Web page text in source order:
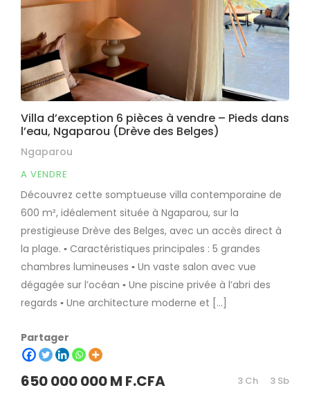
Villa d’exception 6 pièces à vendre – Pieds dans
l’eau, Ngaparou (Drève des Belges)
Ngaparou
A VENDRE
Découvrez cette somptueuse villa contemporaine de
600 m², idéalement située à Ngaparou, sur la
prestigieuse Drève des Belges, avec un accès direct à
la plage. ▪︎ Caractéristiques principales : 5 grandes
chambres lumineuses ▪︎ Un vaste salon avec vue
dégagée sur l’océan ▪︎ Une piscine privée à l’abri des
regards ▪︎ Une architecture moderne et […]
Partager
650 000 000 M F.CFA 3 Ch 3 Sb